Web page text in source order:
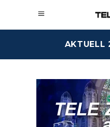
AKTUELL